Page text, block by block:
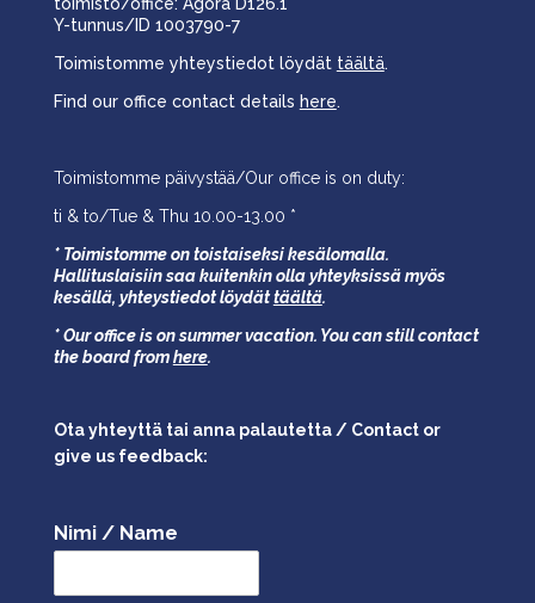
Y-tunnus/ID 1003790-7
Toimistomme yhteystiedot löydät täältä.
Find our office contact details here.
Toimistomme päivystää/Our office is on duty:
ti & to/Tue & Thu 10.00-13.00 *
* Toimistomme on toistaiseksi kesälomalla.
Hallituslaisiin saa kuitenkin olla yhteyksissä myös
kesällä, yhteystiedot löydättäältä.
* Our office is on summer vacation. You can still contact
the board fromhere.
Ota yhteyttä tai anna palautetta / Contact or
give us feedback:
Nimi / Name